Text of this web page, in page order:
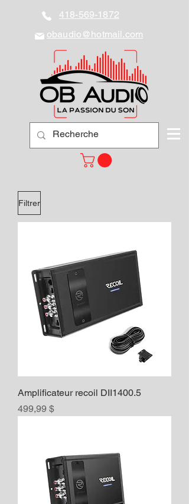
418-569-1872
obaudio@hotmail.com
Filtrer
Amplificateur recoil DII1400.5
Prix
499,99 $